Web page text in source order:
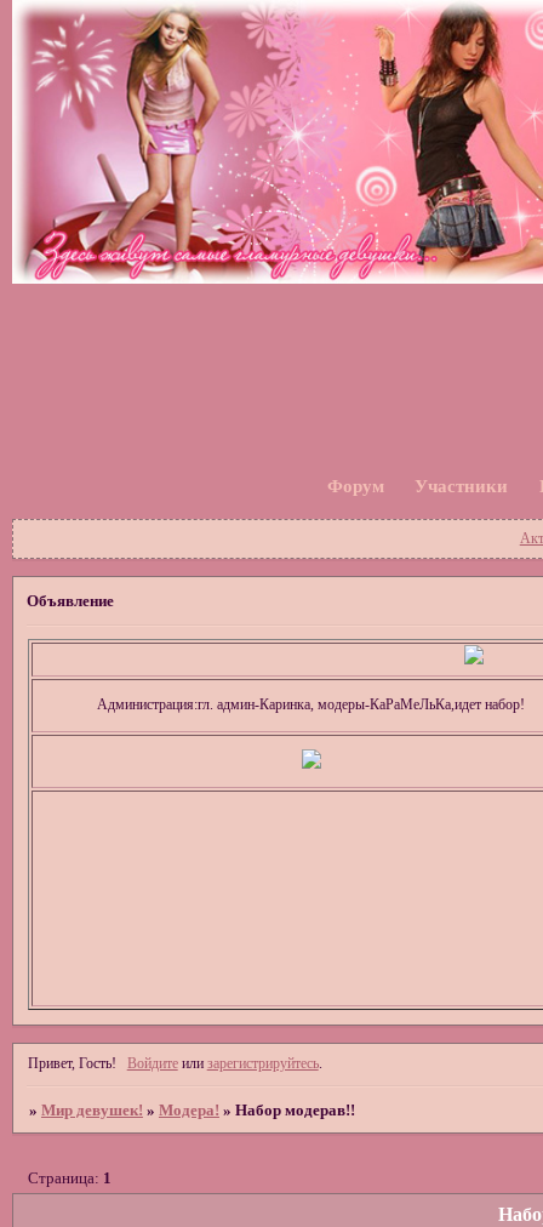
Форум Участники
Объявление
Администрация:гл. админ-Каринка, модеры-КаРаМеЛьКа,идет набор!
Привет, Гость! Войдитеили зарегистрируйтесь.
» Мир девушек! » Модера! » Набор модерав!!
Страница: 1